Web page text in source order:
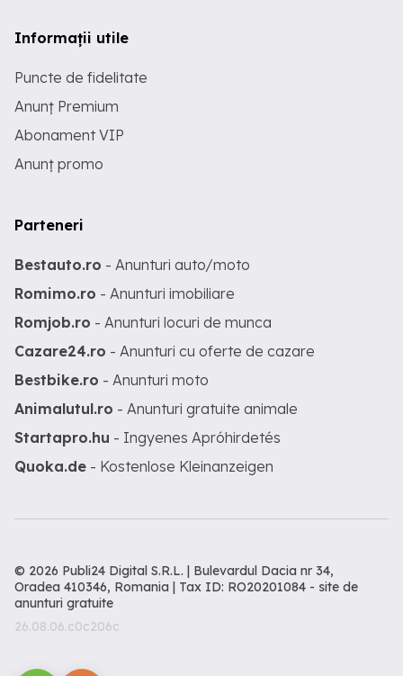
Informații utile
Puncte de fidelitate
Anunț Premium
Abonament VIP
Anunț promo
Parteneri
Bestauto.ro - Anunturi auto/moto
Romimo.ro - Anunturi imobiliare
Romjob.ro - Anunturi locuri de munca
Cazare24.ro - Anunturi cu oferte de cazare
Bestbike.ro - Anunturi moto
Animalutul.ro - Anunturi gratuite animale
Startapro.hu - Ingyenes Apróhirdetés
Quoka.de - Kostenlose Kleinanzeigen
© 2026 Publi24 Digital S.R.L. | Bulevardul Dacia nr 34,
Oradea 410346, Romania | Tax ID: RO20201084 - site de
anunturi gratuite
26.08.06.c0c206c